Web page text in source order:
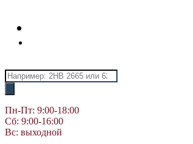
Поиск
товаров
Пн-Пт: 9:00-18:00
Сб: 9:00-16:00
Вс: выходной